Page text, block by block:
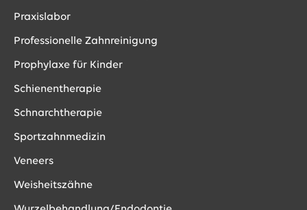
Praxislabor
Professionelle Zahnreinigung
Prophylaxe für Kinder
Schienentherapie
Schnarchtherapie
Sportzahnmedizin
Veneers
Weisheitszähne